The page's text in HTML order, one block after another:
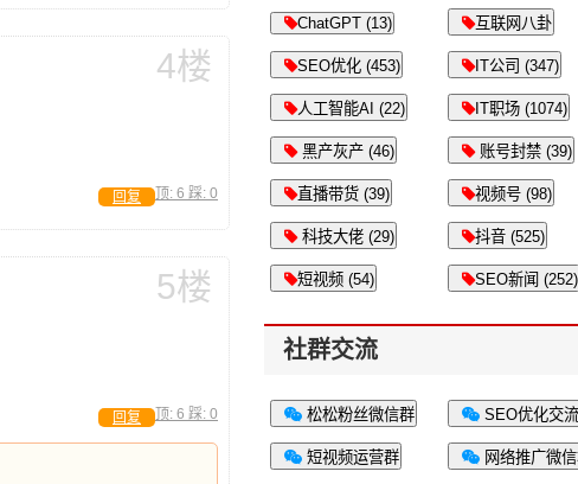
4楼
顶: 6 踩: 0
回复
5楼
顶: 6 踩: 0
回复
ChatGPT (13) 互联网八卦
SEO优化 (453) IT公司 (347)
人工智能AI (22) IT职场 (1074)
黑产灰产 (46) 账号封禁 (39)
直播带货 (39) 视频号 (98)
科技大佬 (29) 抖音 (525)
短视频 (54) SEO新闻 (252)
社群交流
松松粉丝微信群 SEO优化交
短视频运营群 网络推广微